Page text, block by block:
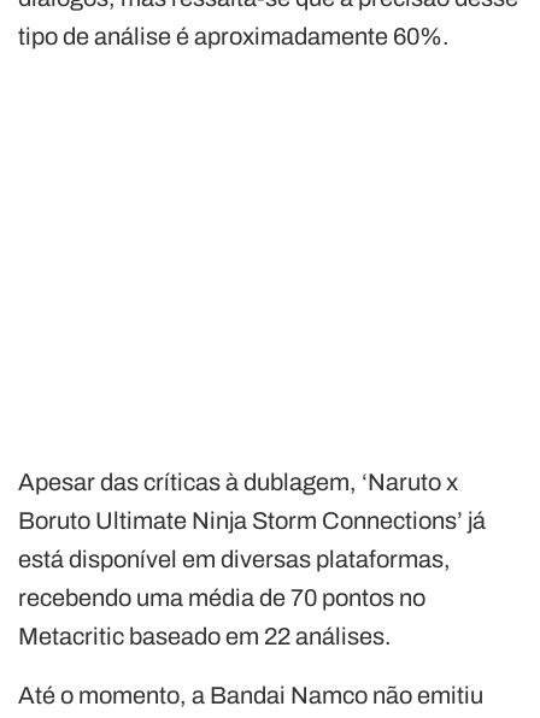
tipo de análise é aproximadamente 60%.
Apesar das críticas à dublagem, ‘Naruto x
Boruto Ultimate Ninja Storm Connections’ já
está disponível em diversas plataformas,
recebendo uma média de 70 pontos no
Metacritic baseado em 22 análises.
Até o momento, a Bandai Namco não emitiu